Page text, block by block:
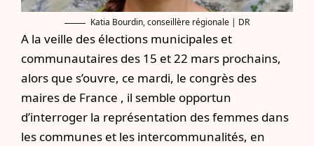
Katia Bourdin, conseillère régionale | DR
A la veille des élections municipales et
communautaires des 15 et 22 mars prochains,
alors que s’ouvre, ce mardi, le congrès des
maires de France , il semble opportun
d’interroger la représentation des femmes dans
les communes et les intercommunalités, en